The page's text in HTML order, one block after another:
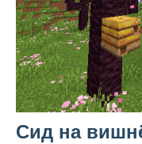
Сид на